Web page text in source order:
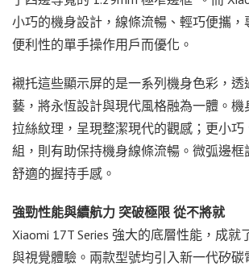
小巧的機身設計，線條流暢、輕巧便攜
便利性的單手操作用戶而優化。
襯托這些顯示屏的是一系列機身色彩，透
藝，將永恆設計與現代風格融為一體。機
拉絲紋理，呈現整潔現代的觀感；更小巧
組，則有助保持機身線條流暢。微弧邊
舒適的握持手感。
強勁性能與續航力 突破極限 從不將就
Xiaomi 17T Series 強大的底層性能，成就
與視覺體驗。兩款型號均引入新一代矽碳